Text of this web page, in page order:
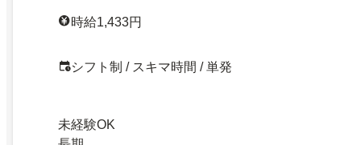
時給1,433円
シフト制 / スキマ時間 / 単発
未経験OK